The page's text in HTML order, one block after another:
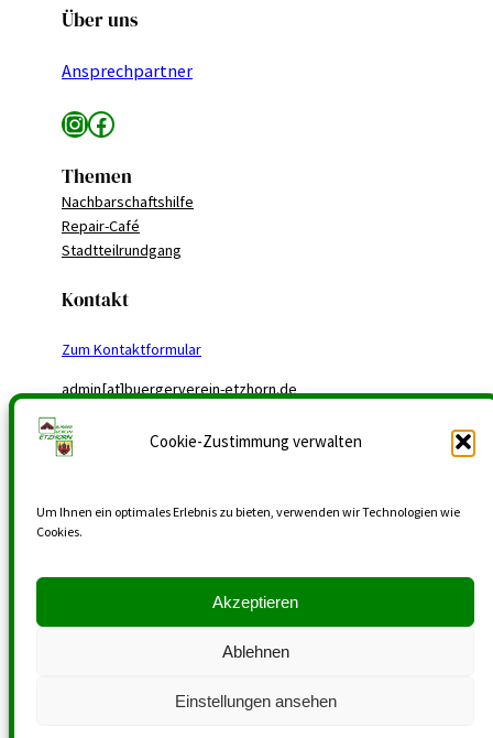
Cookie-Zustimmung verwalten
Um Ihnen ein optimales Erlebnis zu bieten, verwenden wir Technologien wie
Cookies.
Akzeptieren
Ablehnen
Einstellungen ansehen
Über uns
Ansprechpartner
InstagramFacebook
Themen
Nachbarschaftshilfe
Repair-Café
Stadtteilrundgang
Kontakt
Zum Kontaktformular
admin[at]buergerverein-etzhorn.de
gustav-backhuss[at]t-online.de
Copyright 2024 | Bürgerverein Etzhorn e.V.